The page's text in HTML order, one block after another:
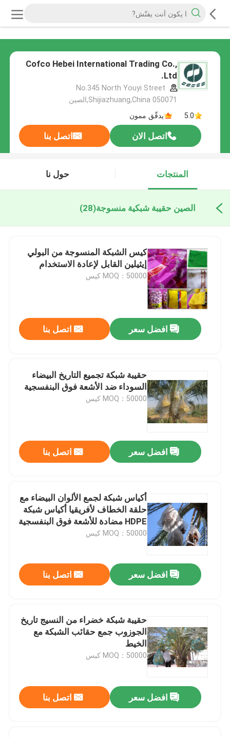
Cofco Hebei International Trading Co.,
Ltd.
No.345 North Youyi Street
Shijiazhuang,China 050071,الصين
5.0
يدقّق ممون
اتصل الان اتصل بنا
المنتجات حول نا
الصين حقيبة شبكية منسوجة(28)
كيس الشبكة المنسوجة من البولي
إيثيلين القابل لإعادة الاستخدام
MOQ：50000 كيس
افضل سعر اتصل بنا
حقيبة شبكة تجميع التاريخ البيضاء
السوداء ضد الأشعة فوق البنفسجية
MOQ：50000 كيس
افضل سعر اتصل بنا
أكياس شبكة لجمع الألوان البيضاء مع
حلقة الخطاف لأفريقيا أكياس شبكة
HDPE مضادة للأشعة فوق البنفسجية
MOQ：50000 كيس
افضل سعر اتصل بنا
حقيبة شبكة خضراء من النسيج تاريخ
الجوزوب جمع حقائب الشبكة مع
الخيط
MOQ：50000 كيس
افضل سعر اتصل بنا